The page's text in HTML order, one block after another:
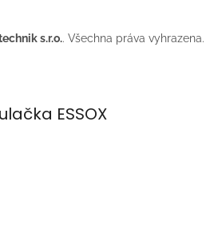
s.r.o.. Všechna práva vyhrazena.
ESSOX